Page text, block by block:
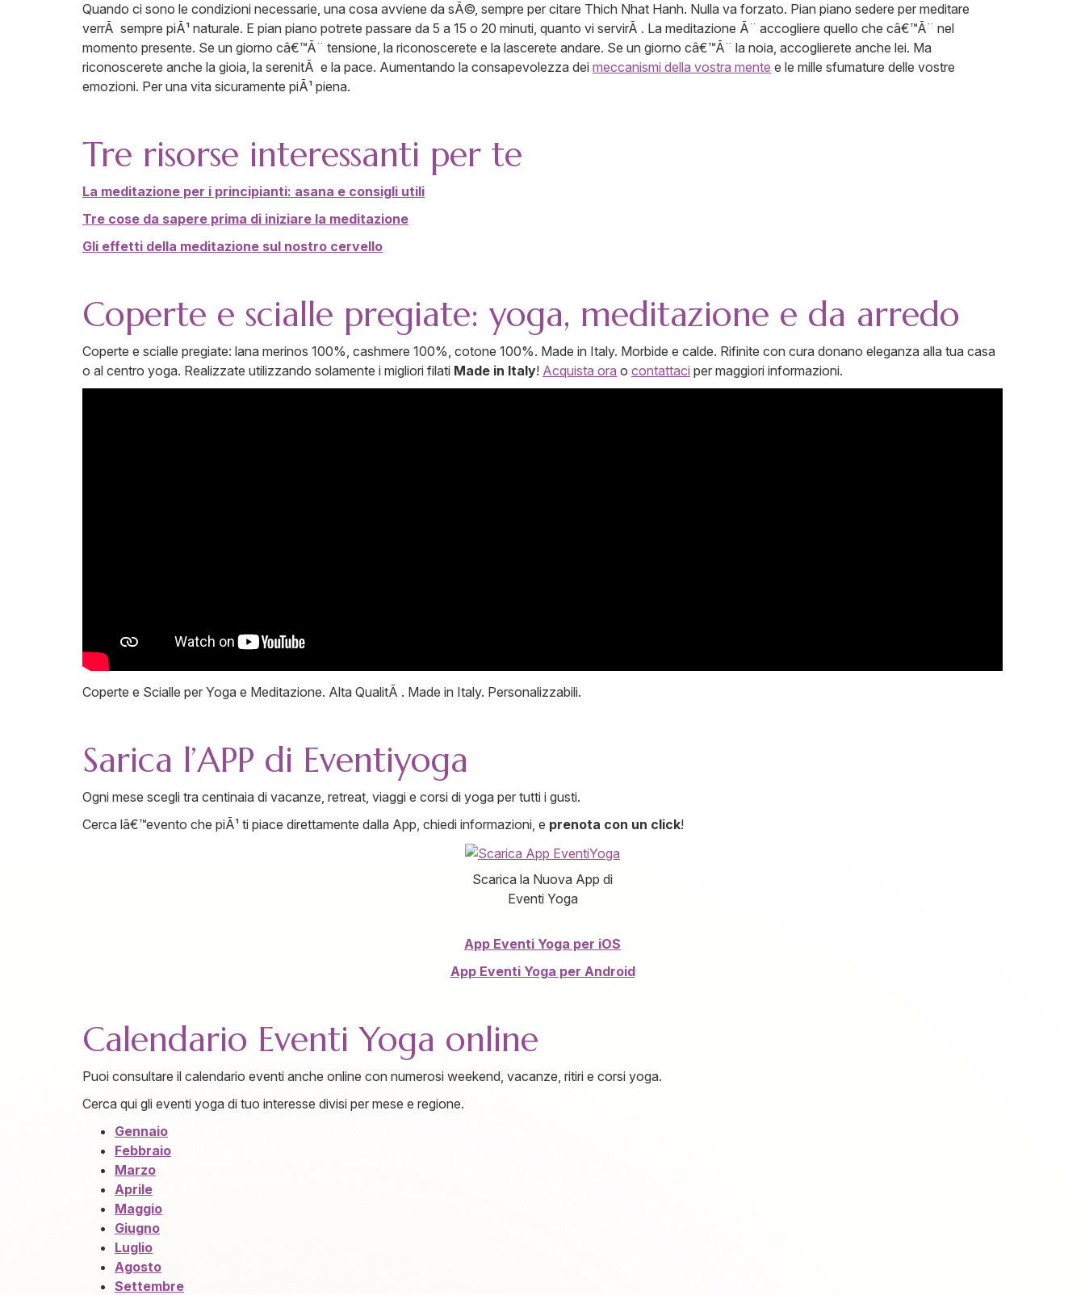
Quando ci sono le condizioni necessarie, una cosa avviene da sÃ©, sempre per citare Thich Nhat Hanh. Nulla va forzato. Pian piano sedere per meditare
verrÃ sempre piÃ¹ naturale. E pian piano potrete passare da 5 a 15 o 20 minuti, quanto vi servirÃ . La meditazione Ã¨ accogliere quello che câ€™Ã¨ nel
momento presente. Se un giorno câ€™Ã¨ tensione, la riconoscerete e la lascerete andare. Se un giorno câ€™Ã¨ la noia, accoglierete anche lei. Ma
riconoscerete anche la gioia, la serenitÃ e la pace. Aumentando la consapevolezza dei meccanismi della vostra mente e le mille sfumature delle vostre
emozioni. Per una vita sicuramente piÃ¹ piena.
Tre risorse interessanti per te
La meditazione per i principianti: asana e consigli utili
Tre cose da sapere prima di iniziare la meditazione
Gli effetti della meditazione sul nostro cervello
Coperte e scialle pregiate: yoga, meditazione e da arredo
Coperte e scialle pregiate: lana merinos 100%, cashmere 100%, cotone 100%. Made in Italy. Morbide e calde. Rifinite con cura donano eleganza alla tua casa
o al centro yoga. Realizzate utilizzando solamente i migliori filati Made in Italy! Acquista ora o contattaci per maggiori informazioni.
Coperte e Scialle per Yoga e Meditazione. Alta QualitÃ . Made in Italy. Personalizzabili.
Sarica l’APP di Eventiyoga
Ogni mese scegli tra centinaia di vacanze, retreat, viaggi e corsi di yoga per tutti i gusti.
Cerca lâ€™evento che piÃ¹ ti piace direttamente dalla App, chiedi informazioni, e prenota con un click!
Scarica la Nuova App di
Eventi Yoga
App Eventi Yoga per iOS
App Eventi Yoga per Android
Calendario Eventi Yoga online
Puoi consultare il calendario eventi anche online con numerosi weekend, vacanze, ritiri e corsi yoga.
Cerca qui gli eventi yoga di tuo interesse divisi per mese e regione.
Gennaio
Febbraio
Marzo
Aprile
Maggio
Giugno
Luglio
Agosto
Settembre